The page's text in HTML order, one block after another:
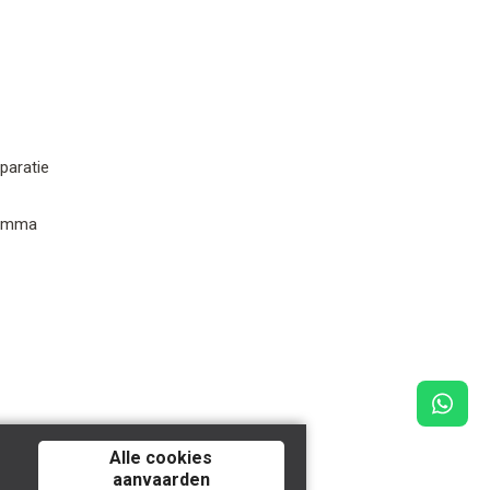
Alle cookies
aanvaarden